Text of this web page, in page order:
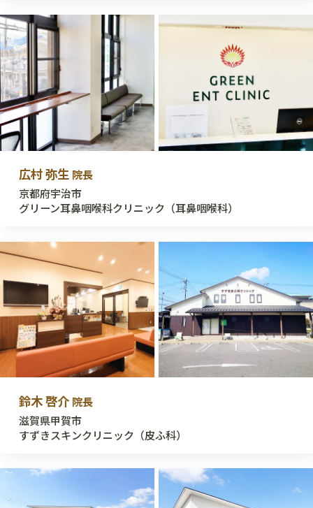
広村 弥生 院長
京都府宇治市
グリーン耳鼻咽喉科クリニック（耳鼻咽喉科）
鈴木 啓介 院長
滋賀県甲賀市
すずきスキンクリニック（皮ふ科）